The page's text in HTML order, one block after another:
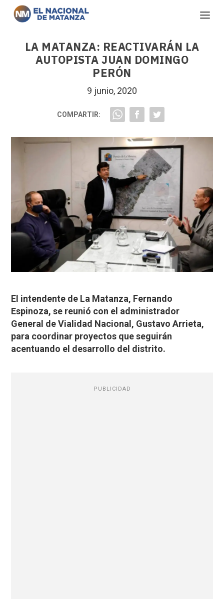
LA MATANZA: REACTIVARÁN LA
AUTOPISTA JUAN DOMINGO
PERÓN
9 junio, 2020
COMPARTIR:
El intendente de La Matanza, Fernando
Espinoza, se reunió con el administrador
General de Vialidad Nacional, Gustavo Arrieta,
para coordinar proyectos que seguirán
acentuando el desarrollo del distrito.
PUBLICIDAD